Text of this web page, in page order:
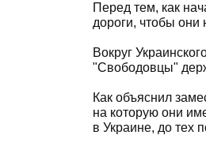
Перед тем, как
дороги, чтобы
Вокруг
"Свободовцы"
Как объяснил
на которую они
в Украине, до тех